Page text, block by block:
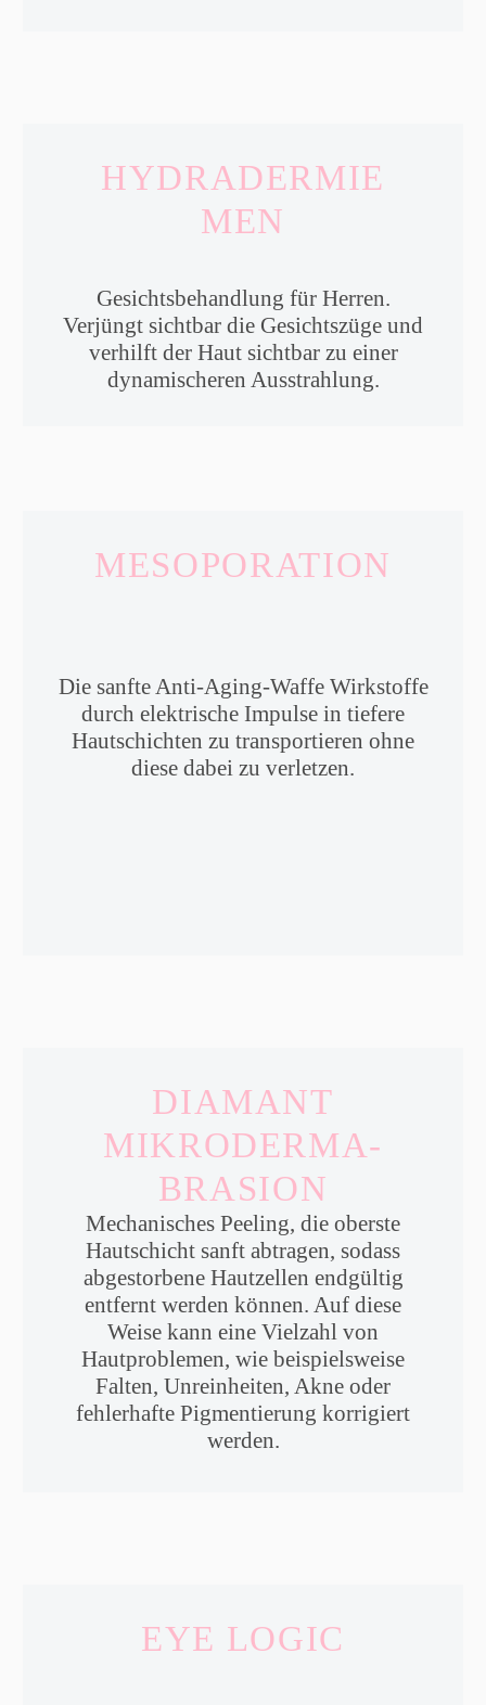
HYDRADERMIE
MEN
Gesichtsbehandlung für Herren.
Verjüngt sichtbar die Gesichtszüge und
verhilft der Haut sichtbar zu einer
dynamischeren Ausstrahlung.
MESOPORATION
Die sanfte Anti-Aging-Waffe Wirkstoffe
durch elektrische Impulse in tiefere
Hautschichten zu transportieren ohne
diese dabei zu verletzen.
DIAMANT
MIKRODERMA-
BRASION
Mechanisches Peeling, die oberste
Hautschicht sanft abtragen, sodass
abgestorbene Hautzellen endgültig
entfernt werden können. Auf diese
Weise kann eine Vielzahl von
Hautproblemen, wie beispielsweise
Falten, Unreinheiten, Akne oder
fehlerhafte Pigmentierung korrigiert
werden.
EYE LOGIC